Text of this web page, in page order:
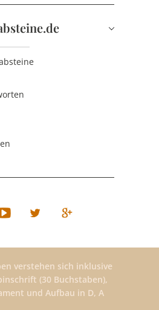
verstehen sich inklusive
(30 Buchstaben),
und Aufbau in D, A